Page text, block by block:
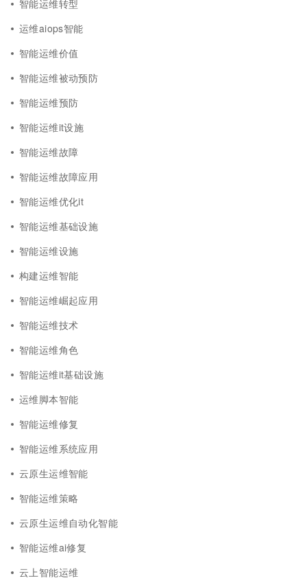
智能运维转型
运维aiops智能
智能运维价值
智能运维被动预防
智能运维预防
智能运维it设施
智能运维故障
智能运维故障应用
智能运维优化it
智能运维基础设施
智能运维设施
构建运维智能
智能运维崛起应用
智能运维技术
智能运维角色
智能运维it基础设施
运维脚本智能
智能运维修复
智能运维系统应用
云原生运维智能
智能运维策略
云原生运维自动化智能
智能运维ai修复
云上智能运维